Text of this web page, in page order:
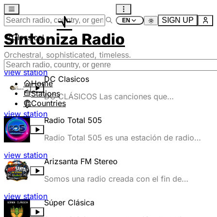
Sintoniza Radio
Home
Stations
Countries
SIGN UP
Classical
Orchestral, sophisticated, timeless.
DC Clasicos
DC CLÁSICOS Las canciones que
marcaron tu historia 🎼 La radio emocional
🎼
view station
Radio Total 505
Radio Total 505 es una estación de radio
clásicos de los 70s, 80s y 90s, inglés y
español.
view station
Arizsanta FM Stereo
Somos una radio creada con el fin de
Crossover.
view station
Súper Clásica
view station